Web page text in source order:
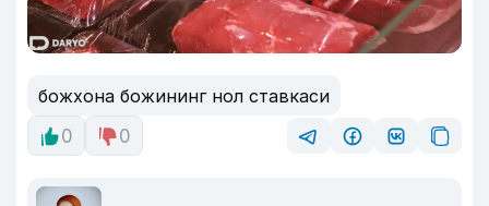
божхона божининг нол ставкаси
0
0